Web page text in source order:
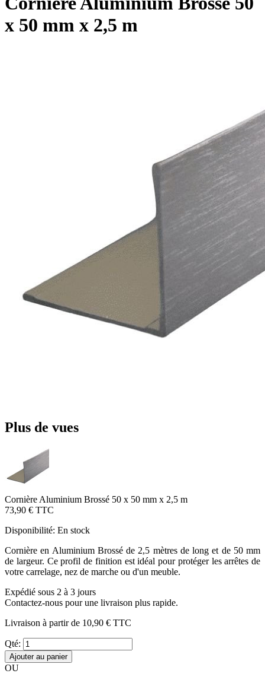
x 50 mm x 2,5 m
Plus de vues
Cornière Aluminium Brossé 50 x 50 mm x 2,5 m
73,90 € TTC
Disponibilité: En stock
Cornière en Aluminium Brossé de 2,5 mètres de long et de 50 mm
de largeur. Ce profil de finition est idéal pour protéger les arrêtes de
votre carrelage, nez de marche ou d'un meuble.
Expédié sous 2 à 3 jours
Contactez-nous pour une livraison plus rapide.
Livraison à partir de 10,90 € TTC
Qté:
Ajouter au panier
OU